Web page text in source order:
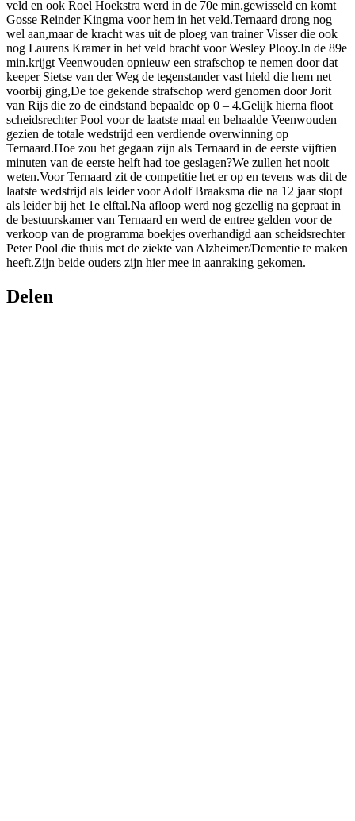
veld en ook Roel Hoekstra werd in de 70e min.gewisseld en komt
Gosse Reinder Kingma voor hem in het veld.Ternaard drong nog
wel aan,maar de kracht was uit de ploeg van trainer Visser die ook
nog Laurens Kramer in het veld bracht voor Wesley Plooy.In de 89e
min.krijgt Veenwouden opnieuw een strafschop te nemen door dat
keeper Sietse van der Weg de tegenstander vast hield die hem net
voorbij ging,De toe gekende strafschop werd genomen door Jorit
van Rijs die zo de eindstand bepaalde op 0 – 4.Gelijk hierna floot
scheidsrechter Pool voor de laatste maal en behaalde Veenwouden
gezien de totale wedstrijd een verdiende overwinning op
Ternaard.Hoe zou het gegaan zijn als Ternaard in de eerste vijftien
minuten van de eerste helft had toe geslagen?We zullen het nooit
weten.Voor Ternaard zit de competitie het er op en tevens was dit de
laatste wedstrijd als leider voor Adolf Braaksma die na 12 jaar stopt
als leider bij het 1e elftal.Na afloop werd nog gezellig na gepraat in
de bestuurskamer van Ternaard en werd de entree gelden voor de
verkoop van de programma boekjes overhandigd aan scheidsrechter
Peter Pool die thuis met de ziekte van Alzheimer/Dementie te maken
heeft.Zijn beide ouders zijn hier mee in aanraking gekomen.
Delen